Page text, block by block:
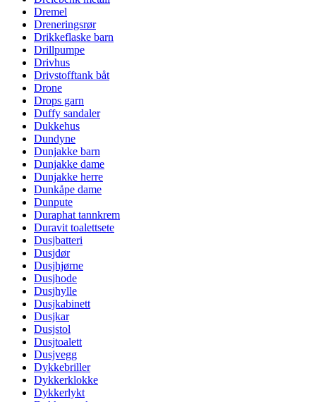
Dremel
Dreneringsrør
Drikkeflaske barn
Drillpumpe
Drivhus
Drivstofftank båt
Drone
Drops garn
Duffy sandaler
Dukkehus
Dundyne
Dunjakke barn
Dunjakke dame
Dunjakke herre
Dunkåpe dame
Dunpute
Duraphat tannkrem
Duravit toalettsete
Dusjbatteri
Dusjdør
Dusjhjørne
Dusjhode
Dusjhylle
Dusjkabinett
Dusjkar
Dusjstol
Dusjtoalett
Dusjvegg
Dykkebriller
Dykkerklokke
Dykkerlykt